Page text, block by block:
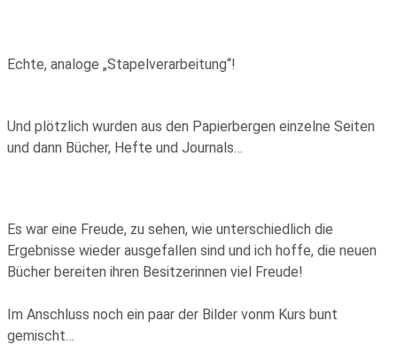
Echte, analoge „Stapelverarbeitung“!
Und plötzlich wurden aus den Papierbergen einzelne Seiten
und dann Bücher, Hefte und Journals…
Es war eine Freude, zu sehen, wie unterschiedlich die
Ergebnisse wieder ausgefallen sind und ich hoffe, die neuen
Bücher bereiten ihren Besitzerinnen viel Freude!
Im Anschluss noch ein paar der Bilder vonm Kurs bunt
gemischt…